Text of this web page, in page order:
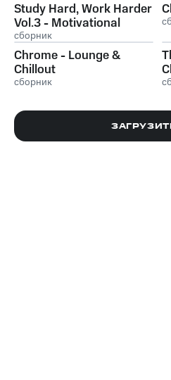
Study Hard, Work Harder
Vol.3 - Motivational
Lounge Collection
сборник
Chrome - Lounge &
Chillout
сборник